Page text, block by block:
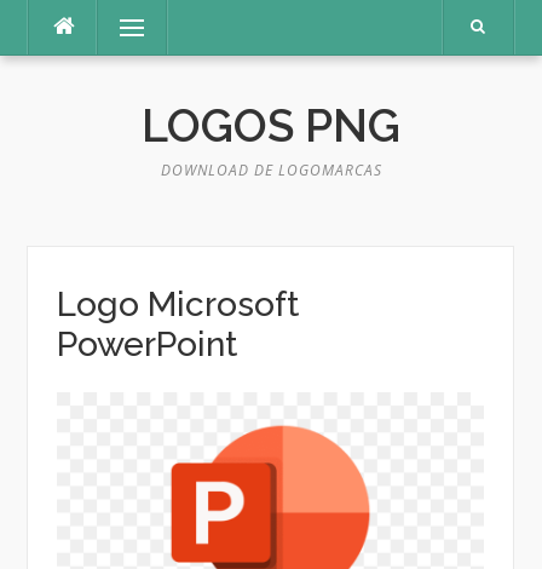
o
Menu
LOGOS PNG
DOWNLOAD DE LOGOMARCAS
Logo Microsoft
PowerPoint